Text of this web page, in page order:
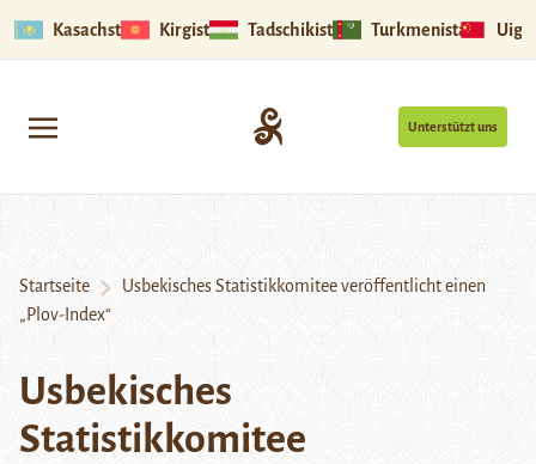
Kasachstan Kirgistan Tadschikistan Turkmenistan
Unterstützt uns
Startseite
Usbekisches Statistikkomitee veröffentlicht einen
„Plov-Index“
Usbekisches
Statistikkomitee